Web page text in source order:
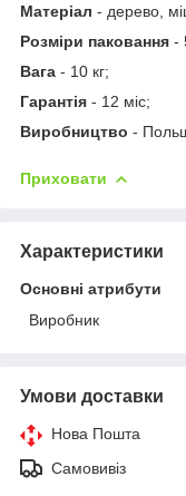
Матеріал - дерево,
Розміри паковання -
Вага - 10 кг;
Гарантія - 12 міс;
Виробництво -
Приховати
Характеристики
Основні атрибути
Виробник
Умови доставки
Нова Пошта
Самовивіз